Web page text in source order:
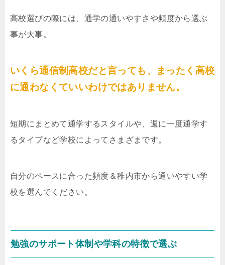
高校選びの際には、通学の通いやすさや頻度から選ぶ
事が大事。
いくら通信制高校だと言っても、まったく高校
に通わなくていいわけではありません。
短期にまとめて通学するスタイルや、週に一度通学す
るタイプなど学校によってさまざまです。
自分のペースに合った頻度＆稚内市から通いやすい学
校を選んでください。
勉強のサポート体制や学科の特徴で選ぶ